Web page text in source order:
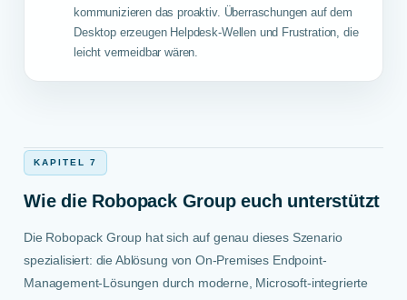
kommunizieren das proaktiv. Überraschungen auf dem
Desktop erzeugen Helpdesk-Wellen und Frustration, die
leicht vermeidbar wären.
KAPITEL 7
Wie die Robopack Group euch unterstützt
Die Robopack Group hat sich auf genau dieses Szenario
spezialisiert: die Ablösung von On-Premises Endpoint-
Management-Lösungen durch moderne, Microsoft-integrierte